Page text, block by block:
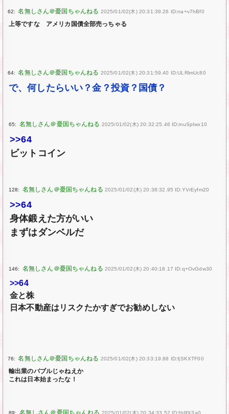
62: 2025/01/02(木) 20:31:39.26 ID:na+v7hBf0
上等ですな アメリカ国債全部売っちゃる
64: 2025/01/02(木) 20:31:59.40 ID:ULRlmUc80
で、何したらいい？金？投資？国債？
65: 2025/01/02(木) 20:32:25.46 ID:muSpIwx10
>>64
ビットコイン
128: 2025/01/02(木) 20:38:32.95 ID:YVrEyfm20
>>64
身体鍛えた方がいい
まずはダンベルだ
146: 2025/01/02(木) 20:40:18.17 ID:q+OvGdw30
>>64
金と株
日本不動産はリスクたかすぎでお勧めしない
76: 2025/01/02(木) 20:33:19.88 ID:fjSKXTF00
輸出業のバブルじゃねえか
これは日本始まったな！
89: 2025/01/02(木) 20:34:33.52 ID:fhIlfX3a0